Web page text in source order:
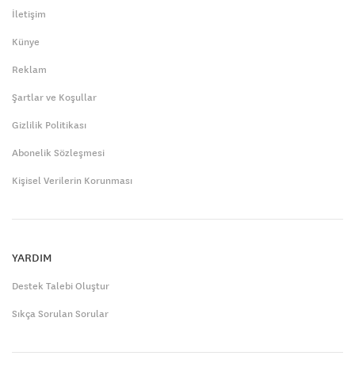
İletişim
Künye
Reklam
Şartlar ve Koşullar
Gizlilik Politikası
Abonelik Sözleşmesi
Kişisel Verilerin Korunması
YARDIM
Destek Talebi Oluştur
Sıkça Sorulan Sorular